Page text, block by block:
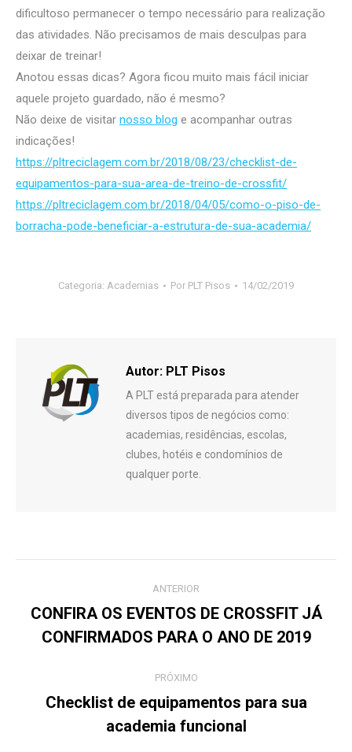
dificultoso permanecer o tempo necessário para realização
das atividades. Não precisamos de mais desculpas para
deixar de treinar!
Anotou essas dicas? Agora ficou muito mais fácil iniciar
aquele projeto guardado, não é mesmo?
Não deixe de visitar nosso blog e acompanhar outras
indicações!
https://pltreciclagem.com.br/2018/08/23/checklist-de-
equipamentos-para-sua-area-de-treino-de-crossfit/
https://pltreciclagem.com.br/2018/04/05/como-o-piso-de-
borracha-pode-beneficiar-a-estrutura-de-sua-academia/
Categoria: Academias Por PLT Pisos 14/02/2019
Autor: PLT Pisos
A PLT está preparada para atender
diversos tipos de negócios como:
academias, residências, escolas,
clubes, hotéis e condomínios de
qualquer porte.
de
post:
ANTERIOR
anterior:
CONFIRA OS EVENTOS DE CROSSFIT JÁ
CONFIRMADOS PARA O ANO DE 2019
PRÓXIMO
post:
Checklist de equipamentos para sua
academia funcional